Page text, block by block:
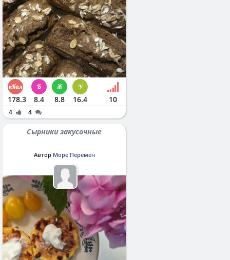
178.3 8.4 8.8 16.4 10
4 4
Сырники закусочные
Автор Море Перемен